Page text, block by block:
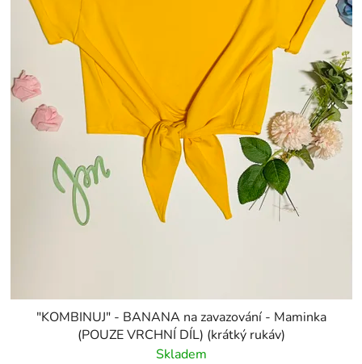
"KOMBINUJ" - BANANA na zavazování - Maminka
(POUZE VRCHNÍ DÍL) (krátký rukáv)
Skladem